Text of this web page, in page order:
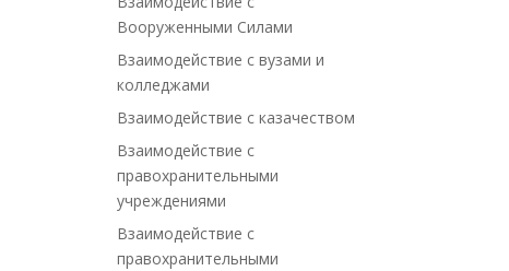
Вооруженными Силами
Взаимодействие с вузами и
колледжами
Взаимодействие с казачеством
Взаимодействие с
правохранительными
учреждениями
Взаимодействие с
правохранительными